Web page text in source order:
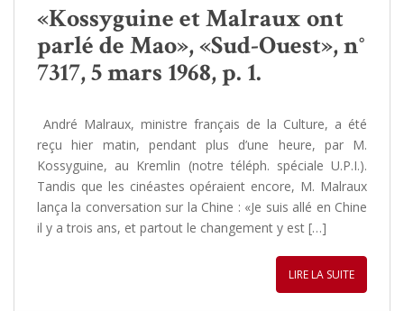
«Kossyguine et Malraux ont
parlé de Mao», «Sud-Ouest», n°
7317, 5 mars 1968, p. 1.
André Malraux, ministre français de la Culture, a été
reçu hier matin, pendant plus d’une heure, par M.
Kossyguine, au Kremlin (notre téléph. spéciale U.P.I.).
Tandis que les cinéastes opéraient encore, M. Malraux
lança la conversation sur la Chine : «Je suis allé en Chine
il y a trois ans, et partout le changement y est […]
LIRE LA SUITE